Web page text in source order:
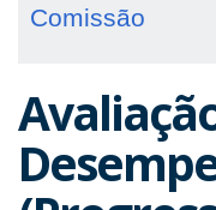
Comissão